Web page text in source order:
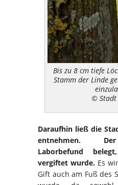
Bis zu 8 cm tiefe
Stamm der Linde
© Stadt
Daraufhin ließ die
entnehmen.
Laborbefund
vergiftet wurde.Es
Gift auch am Fuß des